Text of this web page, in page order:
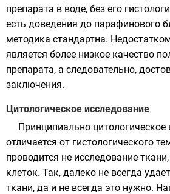
препарата в воде, без его
есть доведения до парафинового
методика стандартна.
является более низкое качество
препарата, а следовательно,
заключения.
Цитологическое исследование
Принципиально цитологическое
отличается от гистологического
проводится не исследование
клеток. Так, далеко не всегда
ткани, да и не всегда это нужно.